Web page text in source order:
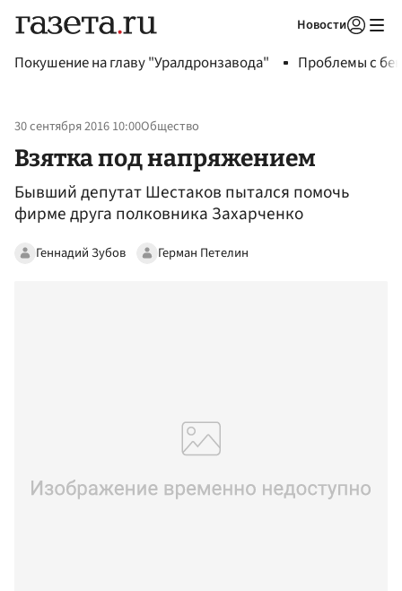
Новости
Покушение на главу "Уралдронзавода" Проблемы с
30 сентября 2016 10:00Общество
Взятка под напряжением
Бывший депутат Шестаков пытался помочь
фирме друга полковника Захарченко
Геннадий Зубов Герман Петелин